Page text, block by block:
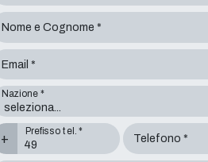
Nome e Cognome *
Email *
Nazione *
+
Prefisso tel. *
Telefono *